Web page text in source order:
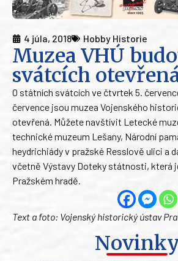
4 júla, 2018 Hobby Historie
Muzea VHÚ
svátcích
O státních svátcích ve čtvrtek 5.
července jsou muzea Vojenského
otevřená. Můžete navštívit Letecké
technické muzeum Lešany, Národní
heydrichiády v pražské Resslově ulici a
včetně Výstavy Doteky státnosti, která
Pražském hradě.
Text a foto: Vojenský historický ústav